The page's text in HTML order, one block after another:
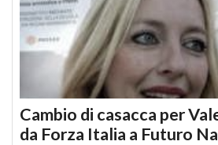
Cambio di casacca per
da Forza Italia a Futuro